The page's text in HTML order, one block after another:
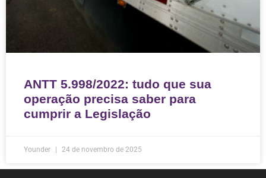
ANTT 5.998/2022: tudo que sua
operação precisa saber para
cumprir a Legislação
Younder 24 de novembro de 2025